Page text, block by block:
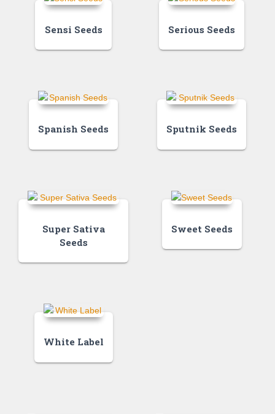
Sensi Seeds Serious Seeds
Spanish Seeds Sputnik Seeds
Super Sativa
Seeds
Sweet Seeds
White Label